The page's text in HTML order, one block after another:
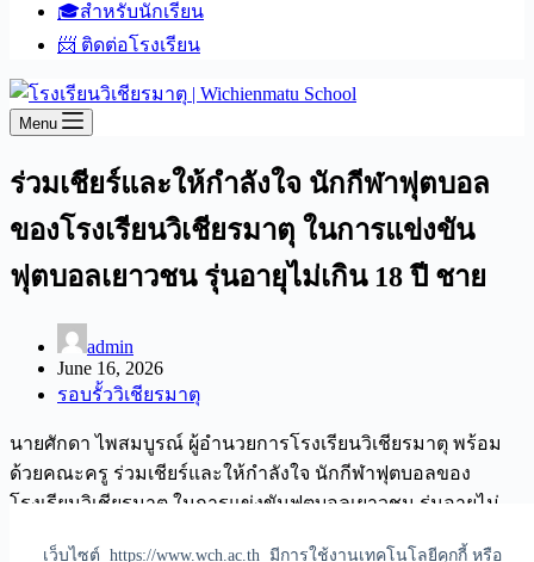
เว็บไซต์ https://www.wch.ac.th มีการใช้งานเทคโนโลยีคุกกี้ หรือ
🎓สำหรับนักเรียน
📨 ติดต่อโรงเรียน
Menu
ร่วมเชียร์และให้กำลังใจ นักกีฬาฟุตบอล
ของโรงเรียนวิเชียรมาตุ ในการแข่งขัน
ฟุตบอลเยาวชน รุ่นอายุไม่เกิน 18 ปี ชาย
admin
June 16, 2026
รอบรั้ววิเชียรมาตุ
นายศักดา ไพสมบูรณ์ ผู้อำนวยการโรงเรียนวิเชียรมาตุ พร้อม
ด้วยคณะครู ร่วมเชียร์และให้กำลังใจ นักกีฬาฟุตบอลของ
โรงเรียนวิเชียรมาตุ ในการแข่งขันฟุตบอลเยาวชน รุ่นอายุไม่